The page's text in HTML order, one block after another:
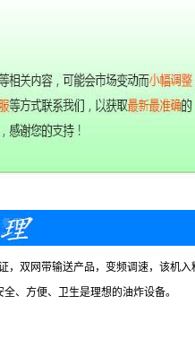
，双网带输送产品，变频调速，该机
、方便、卫生是理想的油炸设备。